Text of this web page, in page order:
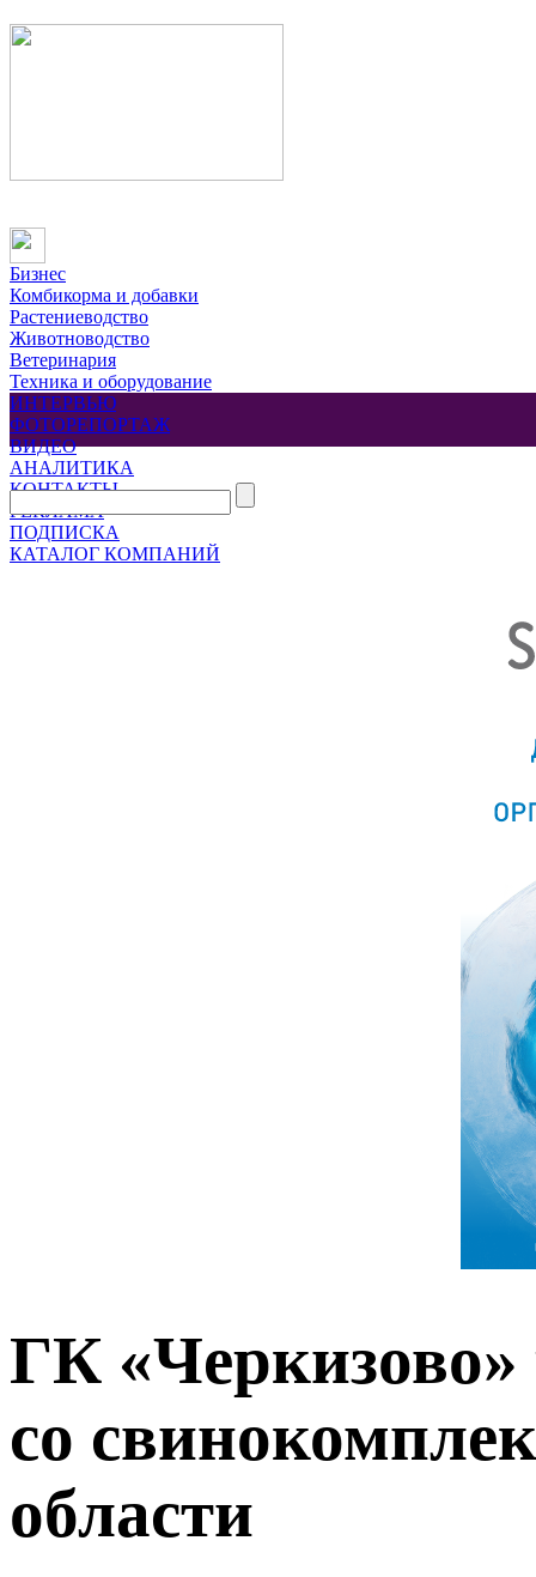
Бизнес
Комбикорма и добавки
Растениеводство
Животноводство
Ветеринария
Техника и оборудование
ИНТЕРВЬЮ
ФОТОРЕПОРТАЖ
ВИДЕО
АНАЛИТИКА
КОНТАКТЫ
РЕКЛАМА
ПОДПИСКА
КАТАЛОГ КОМПАНИЙ
ГК «Черкизово»
со
области